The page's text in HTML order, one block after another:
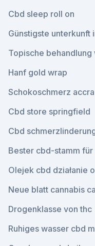
Cbd sleep roll on
Günstigste unterkunft
Topische
Hanf gold wrap
Schokoschmerz accra
Cbd store springfield
Cbd
Bester cbd-stamm
Olejek cbd działanie
Neue blatt cannabis
Drogenklasse von thc
Ruhiges wasser cbd